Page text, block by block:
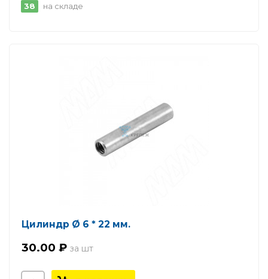
38 на складе
Цилиндр Ø 6 * 22 мм.
30.00 ₽